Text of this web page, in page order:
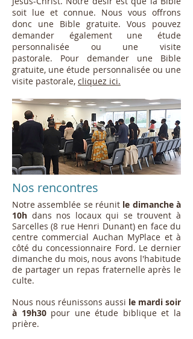
soit lue et connue. Nous vous offrons
donc une Bible gratuite. Vous pouvez
demander également une étude
personnalisée ou une visite
pastorale. Pour demander une Bible
gratuite, une étude personnalisée ou une
visite pastorale, cliquez ici.
Nos rencontres
Notre assemblée se réunit le dimanche à
10h dans nos locaux qui se trouvent à
Sarcelles (8 rue Henri Dunant) en face du
centre commercial Auchan MyPlace et à
côté du concessionnaire Ford. Le dernier
dimanche du mois, nous avons l'habitude
de partager un repas fraternelle après le
culte.
Nous nous réunissons aussi le mardi soir
à 19h30pour une étude biblique et la
prière.